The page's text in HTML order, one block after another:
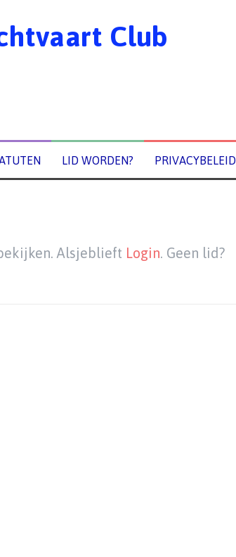
Club
LID WORDEN? PRIVACYBELEID
Alsjeblieft Login. Geen lid?